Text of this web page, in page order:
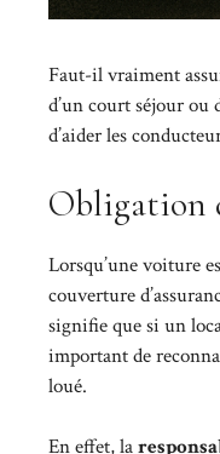
Faut-il vraiment
d’un court séjour ou
d’aider les
Obligation
Lorsqu’une voiture
couverture
signifie que si un
important de
loué.
En effet, la